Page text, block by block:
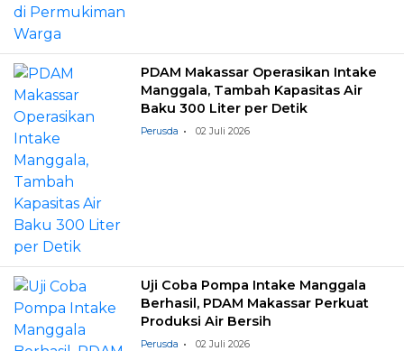
PDAM Makassar Operasikan Intake
Manggala, Tambah Kapasitas Air
Baku 300 Liter per Detik
Perusda 02 Juli 2026
Uji Coba Pompa Intake Manggala
Berhasil, PDAM Makassar Perkuat
Produksi Air Bersih
Perusda 02 Juli 2026